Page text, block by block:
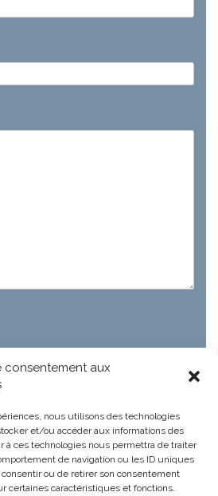
consentement aux
nous utilisons des technologies
et/ou accéder aux informations des
à ces technologies nous permettra de traiter
de navigation ou les ID uniques
ou de retirer son consentement
certaines caractéristiques et fonctions.